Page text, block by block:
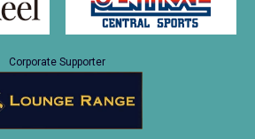
Corporate Supporter